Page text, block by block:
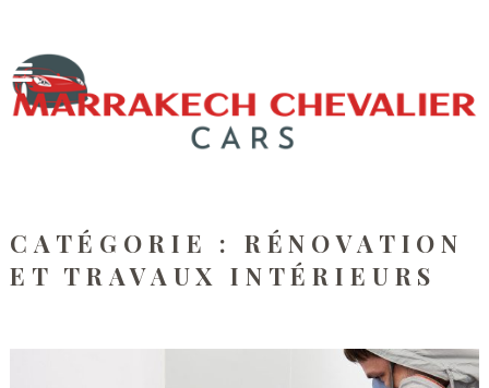
CATÉGORIE : RÉNOVATION
ET TRAVAUX INTÉRIEURS